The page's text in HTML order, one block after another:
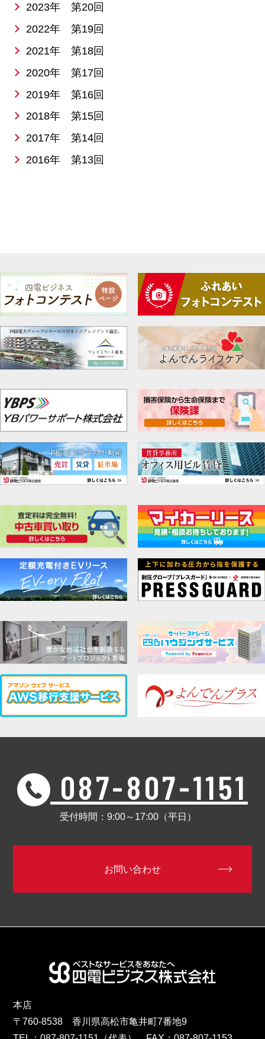
2023年 第20回
2022年 第19回
2021年 第18回
2020年 第17回
2019年 第16回
2018年 第15回
2017年 第14回
2016年 第13回
087-807-1151
受付時間：9:00～17:00（平日）
お問い合わせ
本店
〒760-8538 香川県高松市亀井町7番地9